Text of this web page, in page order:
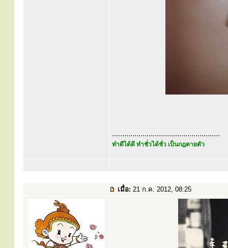
.....................................................
ทำดีได้ดี ทำชั่วได้ชั่ว เป็นกฎตายตัว
เมื่อ: 21 ก.ค. 2012, 08:25